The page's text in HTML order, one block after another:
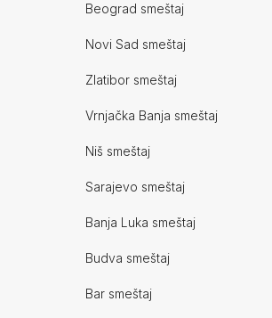
Beograd smeštaj
Novi Sad smeštaj
Zlatibor smeštaj
Vrnjačka Banja smeštaj
Niš smeštaj
Sarajevo smeštaj
Banja Luka smeštaj
Budva smeštaj
Bar smeštaj